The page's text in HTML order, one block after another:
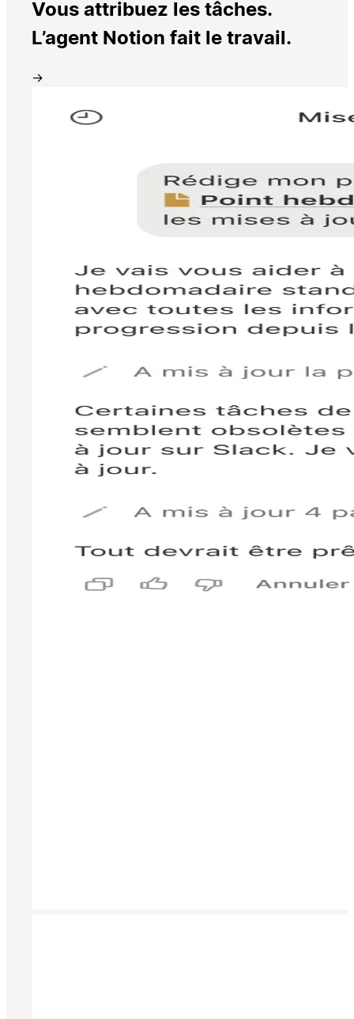
Vous attribuez les tâches.
L’agent Notion fait le travail.
→